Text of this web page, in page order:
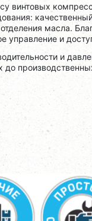
винтовых
масла.
управление и
и